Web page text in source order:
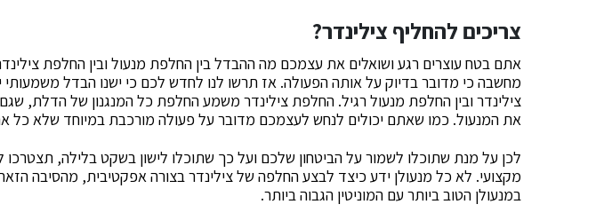
צריכים להחליף צילינדר?
אתם בטח עוצרים רגע ושואלים את עצמכם מה ההבדל בין החלפת מנעול ובין החלפת
מחשבה כי מדובר בדיוק על אותה הפעולה. אז תרשו לנו לחדש לכם כי ישנו הבדל משמעותי
צילינדר ובין החלפת מנעול רגיל. החלפת צילינדר משמע החלפת כל המנגנון של הדלת, שגם
את המנעול. כמו שאתם יכולים לנחש לעצמכם מדובר על פעולה מורכבת במיוחד שלא כל
לכן על מנת שתוכלו לשמור על הביטחון שלכם ועל כך שתוכלו לישון בשקט בלילה, תצטרכו
מקצועי. לא כל מנעולן ידע כיצד לבצע החלפה של צילינדר בצורה אפקטיבית, מהסיבה
במנעולן הטוב ביותר עם המוניטין הגבוה ביותר.